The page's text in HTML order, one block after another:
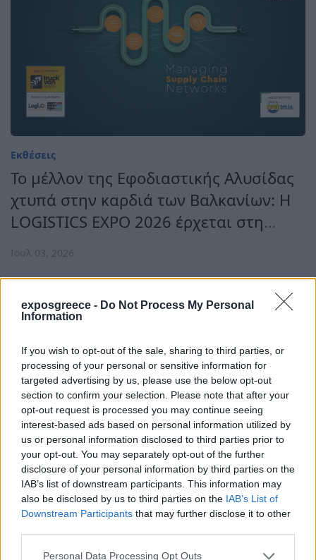
exposgreece - Do Not Process My Personal
Information
If you wish to opt-out of the sale, sharing to third parties, or
processing of your personal or sensitive information for
targeted advertising by us, please use the below opt-out
section to confirm your selection. Please note that after your
opt-out request is processed you may continue seeing
interest-based ads based on personal information utilized by
us or personal information disclosed to third parties prior to
your opt-out. You may separately opt-out of the further
disclosure of your personal information by third parties on the
IAB’s list of downstream participants. This information may
also be disclosed by us to third parties on the IAB’s List of
Downstream Participants that may further disclose it to other
Personal Data Processing Opt Outs
Εκθέσεις
Το μέλλον της Εφοδιαστικής Αλυσίδας
χτυπά στην καρδιά των Βαλκανίων: Η
LOGISTICS EXPO 2026 έρχεται στη
Ιουλ 03, 2026